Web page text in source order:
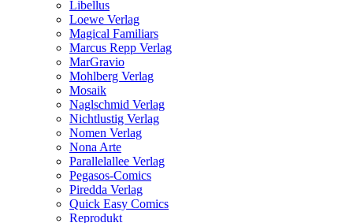
Libellus
Loewe Verlag
Magical Familiars
Marcus Repp Verlag
MarGravio
Mohlberg Verlag
Mosaik
Naglschmid Verlag
Nichtlustig Verlag
Nomen Verlag
Nona Arte
Parallelallee Verlag
Pegasos-Comics
Piredda Verlag
Quick Easy Comics
Reprodukt